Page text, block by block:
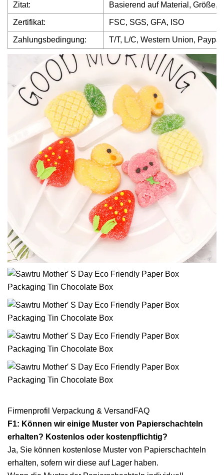
Zitat: Basierend auf Material, Größe,
Zertifikat: FSC, SGS, GFA, ISO
Zahlungsbedingung: T/T, L/C, Western Union,
Firmenprofil Verpackung & VersandFAQ
F1: Können wir einige Muster von Papierschachteln
erhalten? Kostenlos oder kostenpflichtig?
Ja, Sie können kostenlose Muster von Papierschachteln
erhalten, sofern wir diese auf Lager haben.